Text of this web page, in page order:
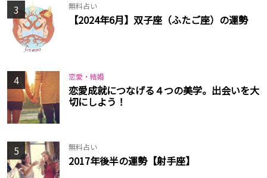
3 無料占い
【2024年6月】双子座（ふたご座）の運勢
4 恋愛・結婚
恋愛成就につなげる４つの美学。出会いを大
切にしよう！
5 無料占い
2017年後半の運勢【射手座】